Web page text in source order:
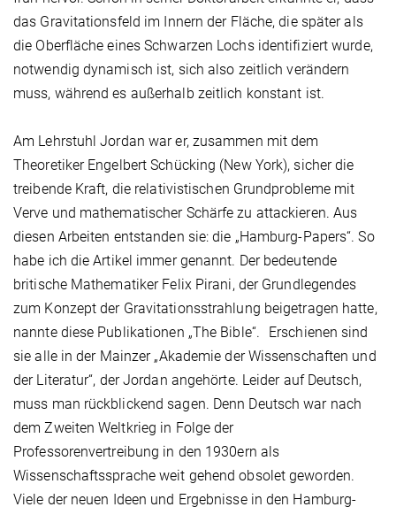
das Gravitationsfeld im Innern der Fläche, die später als
die Oberfläche eines Schwarzen Lochs identifiziert wurde,
notwendig dynamisch ist, sich also zeitlich verändern
muss, während es außerhalb zeitlich konstant ist.
Am Lehrstuhl Jordan war er, zusammen mit dem
Theoretiker Engelbert Schücking (New York), sicher die
treibende Kraft, die relativistischen Grundprobleme mit
Verve und mathematischer Schärfe zu attackieren. Aus
diesen Arbeiten entstanden sie: die „Hamburg-Papers“. So
habe ich die Artikel immer genannt. Der bedeutende
britische Mathematiker Felix Pirani, der Grundlegendes
zum Konzept der Gravitationsstrahlung beigetragen hatte,
nannte diese Publikationen „The Bible“. Erschienen sind
sie alle in der Mainzer „Akademie der Wissenschaften und
der Literatur“, der Jordan angehörte. Leider auf Deutsch,
muss man rückblickend sagen. Denn Deutsch war nach
dem Zweiten Weltkrieg in Folge der
Professorenvertreibung in den 1930ern als
Wissenschaftssprache weit gehend obsolet geworden.
Viele der neuen Ideen und Ergebnisse in den Hamburg-